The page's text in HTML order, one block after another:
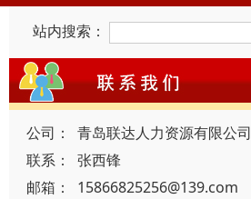
站内搜索：
公司：
青岛联达人力资源有限公司
联系：
张西锋
邮箱：
15866825256@139.com